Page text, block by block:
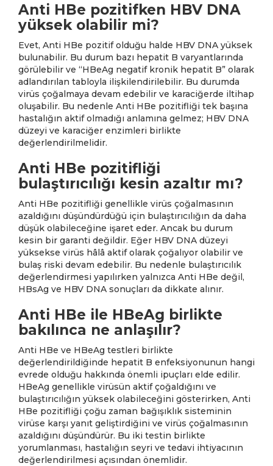
Anti HBe pozitifken HBV DNA
yüksek olabilir mi?
Evet, Anti HBe pozitif olduğu halde HBV DNA yüksek
bulunabilir. Bu durum bazı hepatit B varyantlarında
görülebilir ve “HBeAg negatif kronik hepatit B” olarak
adlandırılan tabloyla ilişkilendirilebilir. Bu durumda
virüs çoğalmaya devam edebilir ve karaciğerde iltihap
oluşabilir. Bu nedenle Anti HBe pozitifliği tek başına
hastalığın aktif olmadığı anlamına gelmez; HBV DNA
düzeyi ve karaciğer enzimleri birlikte
değerlendirilmelidir.
Anti HBe pozitifliği
bulaştırıcılığı kesin azaltır mı?
Anti HBe pozitifliği genellikle virüs çoğalmasının
azaldığını düşündürdüğü için bulaştırıcılığın da daha
düşük olabileceğine işaret eder. Ancak bu durum
kesin bir garanti değildir. Eğer HBV DNA düzeyi
yüksekse virüs hâlâ aktif olarak çoğalıyor olabilir ve
bulaş riski devam edebilir. Bu nedenle bulaştırıcılık
değerlendirmesi yapılırken yalnızca Anti HBe değil,
HBsAg ve HBV DNA sonuçları da dikkate alınır.
Anti HBe ile HBeAg birlikte
bakılınca ne anlaşılır?
Anti HBe ve HBeAg testleri birlikte
değerlendirildiğinde hepatit B enfeksiyonunun hangi
evrede olduğu hakkında önemli ipuçları elde edilir.
HBeAg genellikle virüsün aktif çoğaldığını ve
bulaştırıcılığın yüksek olabileceğini gösterirken, Anti
HBe pozitifliği çoğu zaman bağışıklık sisteminin
virüse karşı yanıt geliştirdiğini ve virüs çoğalmasının
azaldığını düşündürür. Bu iki testin birlikte
yorumlanması, hastalığın seyri ve tedavi ihtiyacının
değerlendirilmesi açısından önemlidir.